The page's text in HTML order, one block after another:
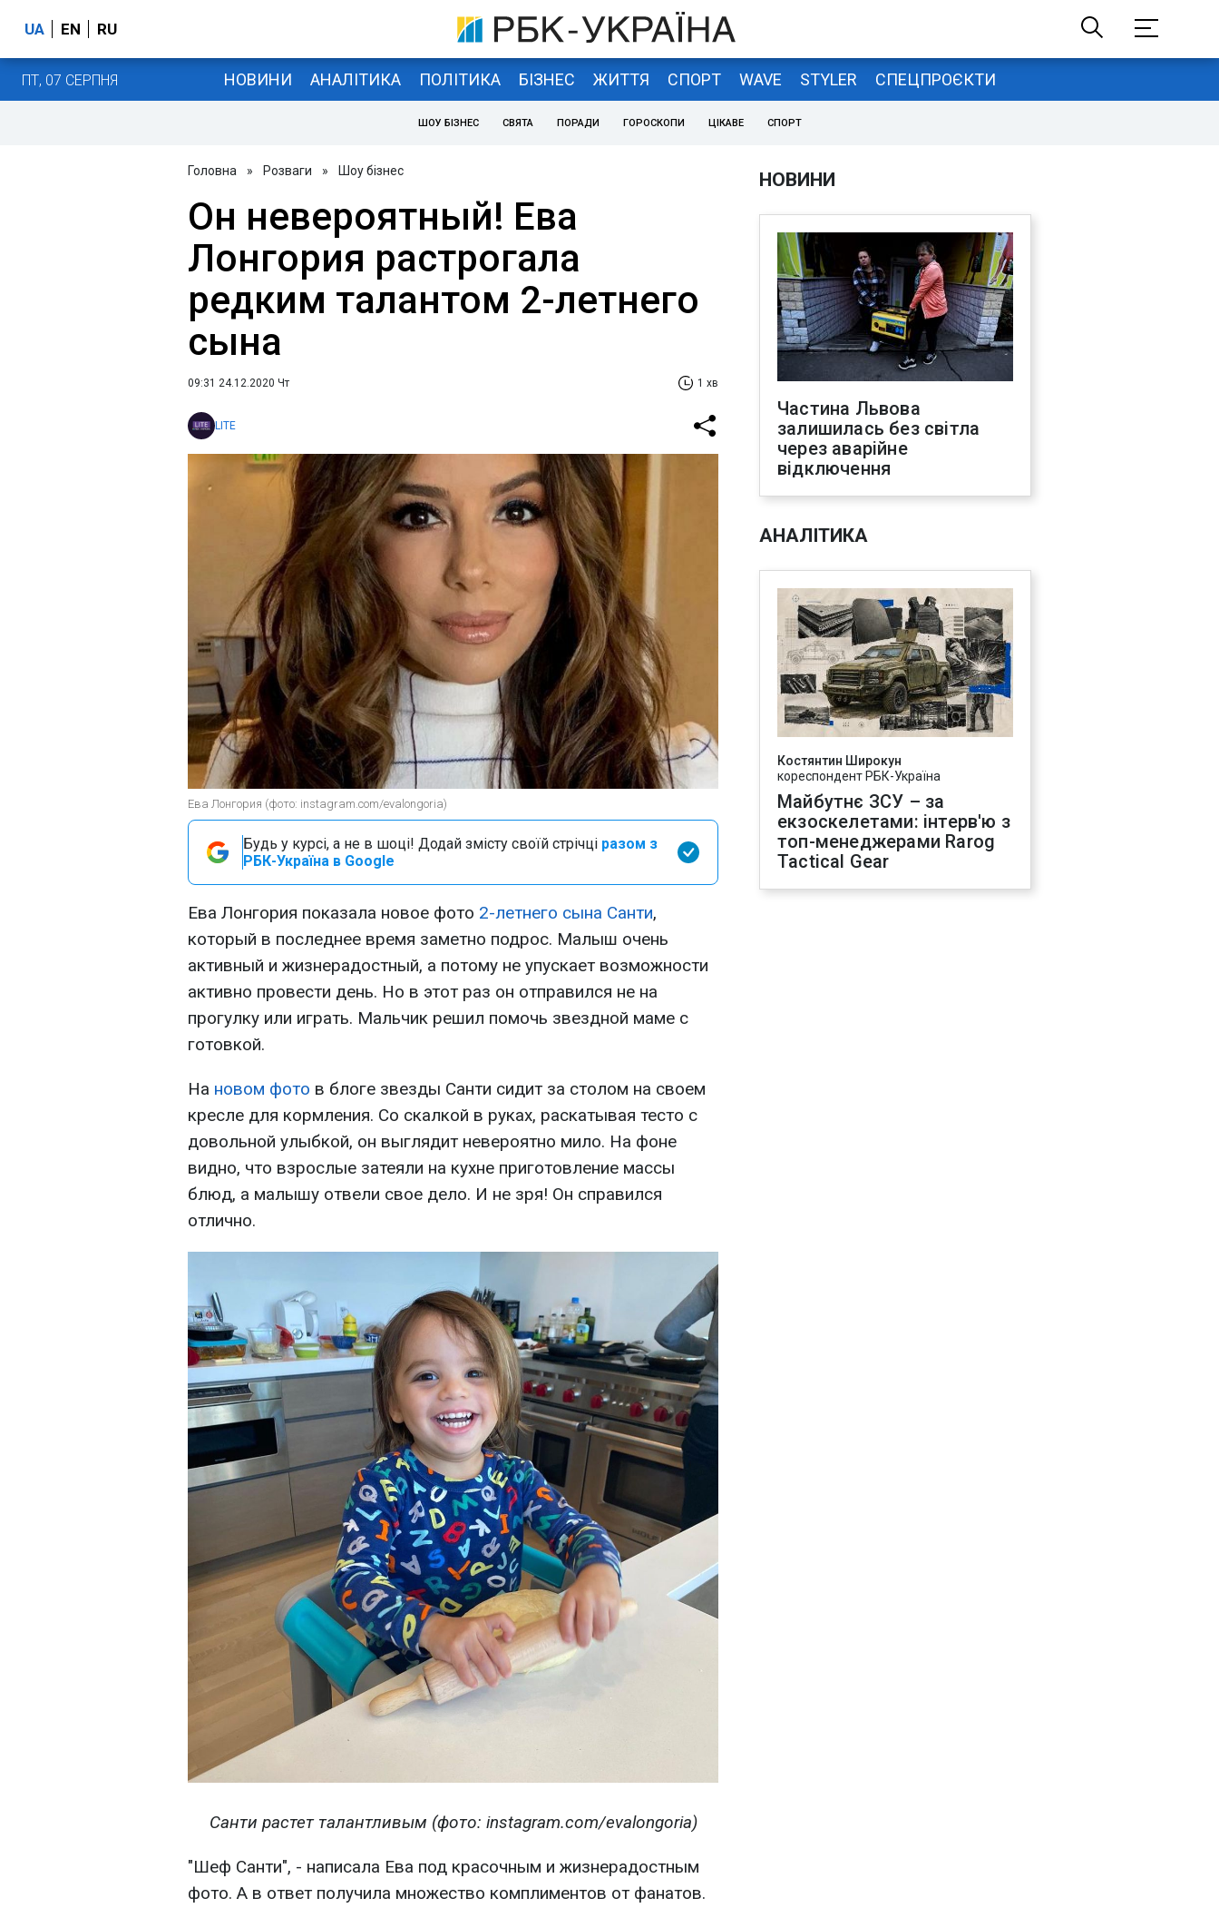
UA EN RU
ПТ, 07 СЕРПНЯ НОВИНИ АНАЛІТИКА ПОЛІТИКА БІЗНЕС ЖИТТЯ СПОРТ WAVE STYLER СПЕЦПРОЄКТИ
ШОУ БІЗНЕС СВЯТА ПОРАДИ ГОРОСКОПИ ЦІКАВЕ СПОРТ
Головна » Розваги » Шоу бізнес
Он невероятный! Ева
Лонгория растрогала
редким талантом 2-летнего
сына
09:31 24.12.2020 Чт 1 хв
LITE
Ева Лонгория (фото: instagram.com/evalongoria)
Будь у курсі, а не в шоці! Додай змісту своїй стрічці разом з
РБК-Україна в Google
Ева Лонгория показала новое фото 2-летнего сына Санти,
который в последнее время заметно подрос. Малыш очень
активный и жизнерадостный, а потому не упускает возможности
активно провести день. Но в этот раз он отправился не на
прогулку или играть. Мальчик решил помочь звездной маме с
готовкой.
На новом фото в блоге звезды Санти сидит за столом на своем
кресле для кормления. Со скалкой в руках, раскатывая тесто с
довольной улыбкой, он выглядит невероятно мило. На фоне
видно, что взрослые затеяли на кухне приготовление массы
блюд, а малышу отвели свое дело. И не зря! Он справился
отлично.
Санти растет талантливым (фото: instagram.com/evalongoria)
"Шеф Санти", - написала Ева под красочным и жизнерадостным
фото. А в ответ получила множество комплиментов от фанатов.
НОВИНИ
Частина Львова
залишилась без світла
через аварійне
відключення
АНАЛІТИКА
Костянтин Широкун
кореспондент РБК-Україна
Майбутнє ЗСУ – за
екзоскелетами: інтерв'ю з
топ-менеджерами Rarog
Tactical Gear